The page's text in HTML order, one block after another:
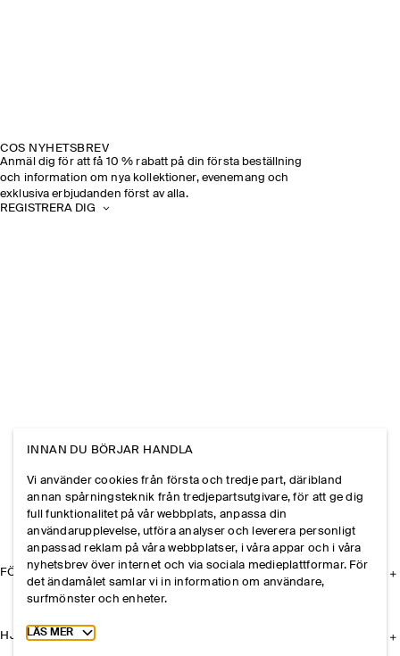
COS NYHETSBREV
Anmäl dig för att få 10 % rabatt på din första beställning
och information om nya kollektioner, evenemang och
exklusiva erbjudanden först av alla.
REGISTRERA DIG
FÖRETAGET
HJÄLP
INNAN DU BÖRJAR HANDLA
Vi använder cookies från första och tredje part, däribland
annan spårningsteknik från tredjepartsutgivare, för att ge dig
full funktionalitet på vår webbplats, anpassa din
användarupplevelse, utföra analyser och leverera personligt
anpassad reklam på våra webbplatser, i våra appar och i våra
nyhetsbrev över internet och via sociala medieplattformar. För
det ändamålet samlar vi in information om användare,
surfmönster och enheter.
Toggle more cookie information
LÄS MER